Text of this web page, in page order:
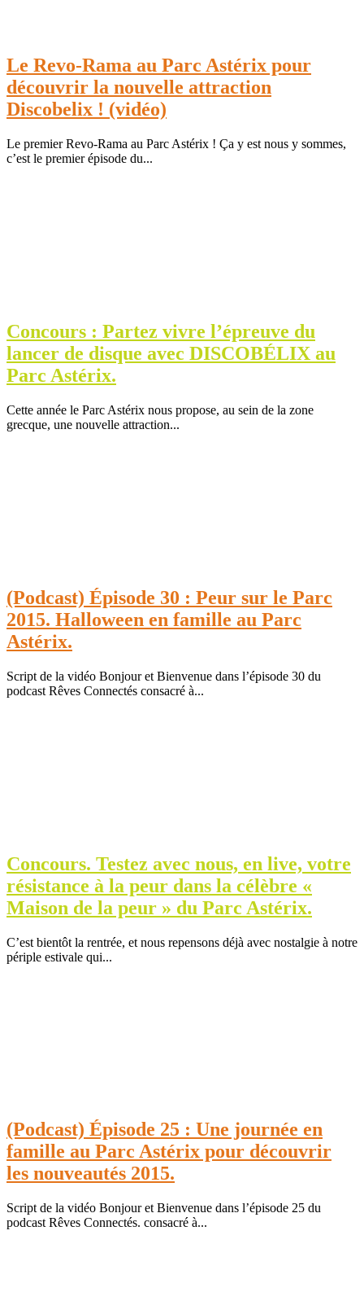
Le Revo-Rama au Parc Astérix pour
découvrir la nouvelle attraction
Discobelix ! (vidéo)
Le premier Revo-Rama au Parc Astérix ! Ça y est nous y sommes,
c’est le premier épisode du...
Concours : Partez vivre l’épreuve du
lancer de disque avec DISCOBÉLIX au
Parc Astérix.
Cette année le Parc Astérix nous propose, au sein de la zone
grecque, une nouvelle attraction...
(Podcast) Épisode 30 : Peur sur le Parc
2015. Halloween en famille au Parc
Astérix.
Script de la vidéo Bonjour et Bienvenue dans l’épisode 30 du
podcast Rêves Connectés consacré à...
Concours. Testez avec nous, en live, votre
résistance à la peur dans la célèbre «
Maison de la peur » du Parc Astérix.
C’est bientôt la rentrée, et nous repensons déjà avec nostalgie à notre
périple estivale qui...
(Podcast) Épisode 25 : Une journée en
famille au Parc Astérix pour découvrir
les nouveautés 2015.
Script de la vidéo Bonjour et Bienvenue dans l’épisode 25 du
podcast Rêves Connectés. consacré à...